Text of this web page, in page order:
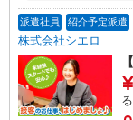
派遣社員 紹介予定派遣
株式会社シエロ